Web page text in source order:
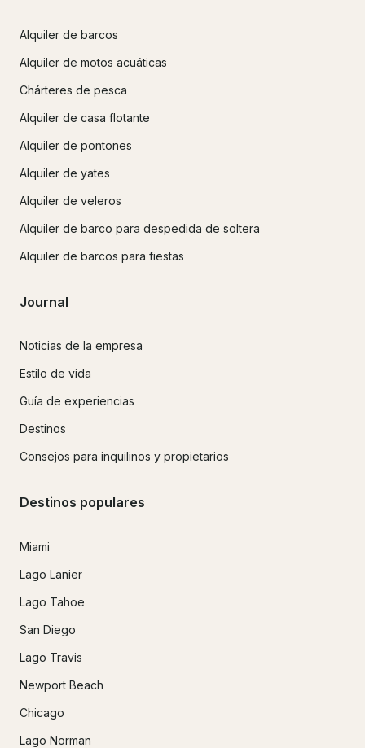
Alquiler de barcos
Alquiler de motos acuáticas
Chárteres de pesca
Alquiler de casa flotante
Alquiler de pontones
Alquiler de yates
Alquiler de veleros
Alquiler de barco para despedida de soltera
Alquiler de barcos para fiestas
Journal
Noticias de la empresa
Estilo de vida
Guía de experiencias
Destinos
Consejos para inquilinos y propietarios
Destinos populares
Miami
Lago Lanier
Lago Tahoe
San Diego
Lago Travis
Newport Beach
Chicago
Lago Norman